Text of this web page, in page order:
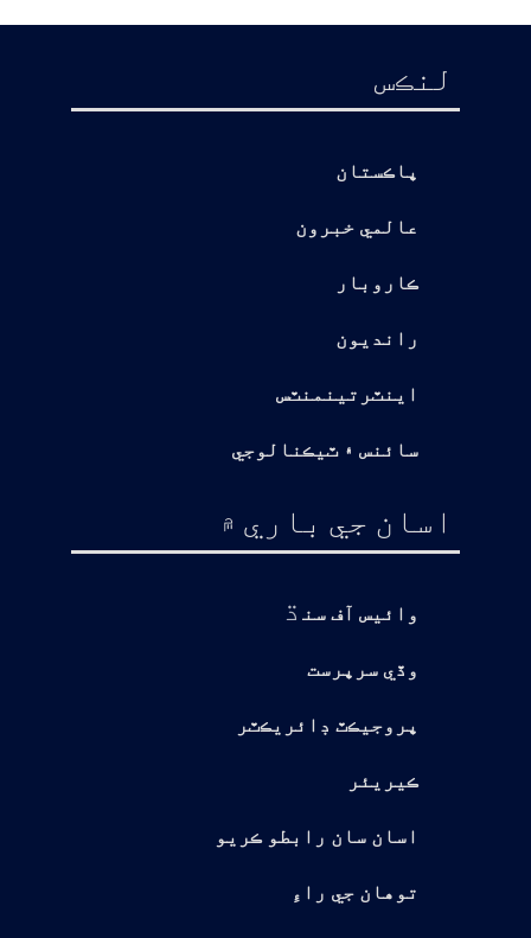
لنڪس
پاڪستان
عالمي خبرون
ڪاروبار
رانديون
اينٽرتينمنٽس
سائنس ۽ ٽيڪنالوجي
اسان جي باري ۾
وائيس آف سن ڌ
وڏي سرپرست
پروجيڪٽ ڊائريڪٽر
ڪيريئر
اسان سان رابطو ڪريو
توهان جي راءِ